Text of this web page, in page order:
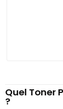
Quel Toner
?